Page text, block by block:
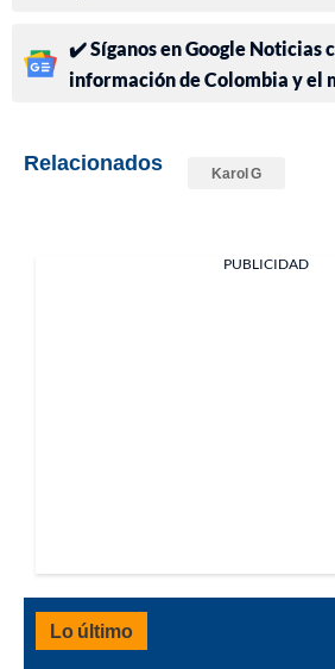
✔️ Síganos en Google Noticias
información de Colombia y el
Relacionados Karol G
PUBLICIDAD
Lo último